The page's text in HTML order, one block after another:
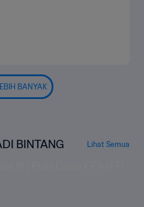
BANYAK
BINTANG Lihat Semua